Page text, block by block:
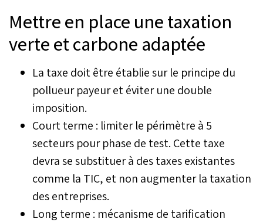
Mettre en place une taxation
verte et carbone adaptée
La taxe doit être établie sur le principe du
pollueur payeur et éviter une double
imposition.
Court terme : limiter le périmètre à 5
secteurs pour phase de test. Cette taxe
devra se substituer à des taxes existantes
comme la TIC, et non augmenter la taxation
des entreprises.
Long terme : mécanisme de tarification